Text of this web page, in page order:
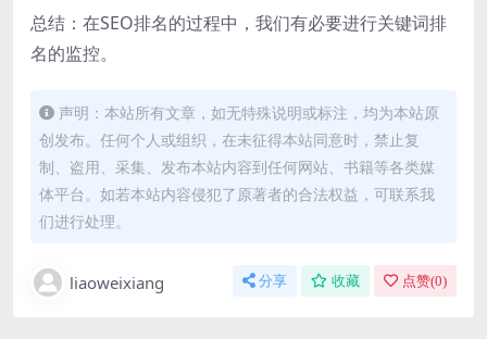
总结：在SEO排名的过程中，我们有必要进行关键词排
名的监控。
声明：本站所有文章，如无特殊说明或标注，均为本站原
创发布。任何个人或组织，在未征得本站同意时，禁止复
制、盗用、采集、发布本站内容到任何网站、书籍等各类媒
体平台。如若本站内容侵犯了原著者的合法权益，可联系我
们进行处理。
liaoweixiang 分享 收藏 点赞(0)